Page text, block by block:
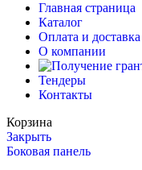
Главная страница
Каталог
Оплата и доставка
О компании
Тендеры
Контакты
Корзина
Закрыть
Боковая панель